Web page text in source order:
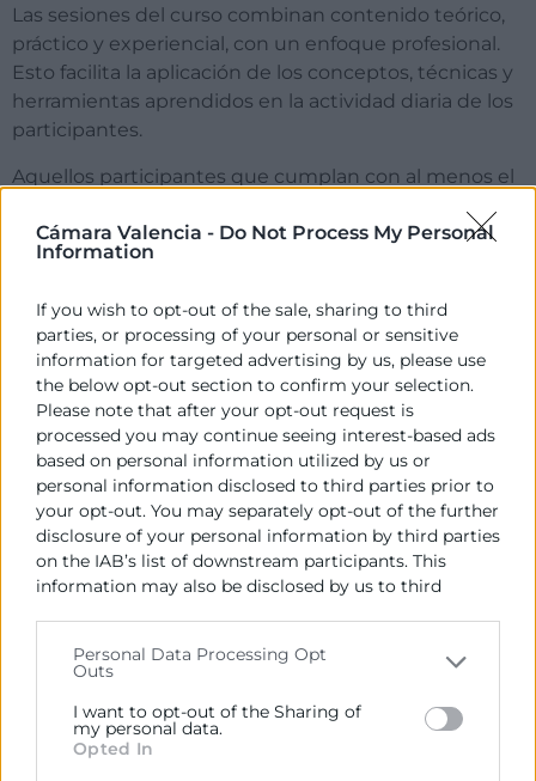
Cámara Valencia - Do Not Process My Personal
Information
If you wish to opt-out of the sale, sharing to third
parties, or processing of your personal or sensitive
information for targeted advertising by us, please use
the below opt-out section to confirm your selection.
Please note that after your opt-out request is
processed you may continue seeing interest-based ads
based on personal information utilized by us or
personal information disclosed to third parties prior to
your opt-out. You may separately opt-out of the further
disclosure of your personal information by third parties
on the IAB’s list of downstream participants. This
information may also be disclosed by us to third
Please note that this website/app uses one or more
Google services and may gather and store information
including but not limited to your visit or usage
behaviour. You may click to grant or deny consent to
Personal Data Processing Opt
Outs
I want to opt-out of the Sharing of
my personal data.
Opted In
Las sesiones del curso combinan contenido teórico,
práctico y experiencial, con un enfoque profesional.
Esto facilita la aplicación de los conceptos, técnicas y
herramientas aprendidos en la actividad diaria de los
participantes.
Aquellos participantes que cumplan con al menos el
expedido por Cámara Valencia.
ITINERARIO FORMATIVO
Este curso forma parte de un itinerario formativo
cuidadosamente diseñado para satisfacer las
necesidades tanto de los profesionales como del
mercado.
En el apartado de cursos relacionados, encontrarás
más información sobre los programas que dan
continuidad a este itinerario, y que te permitirán
acceder a una titulación de mayor prestigio y valor en